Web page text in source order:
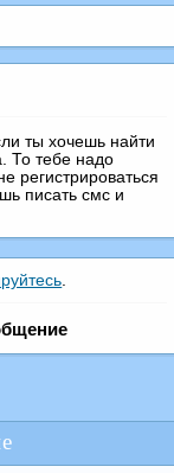
ты хочешь найти
То тебе надо
регистрироваться
писать смс и